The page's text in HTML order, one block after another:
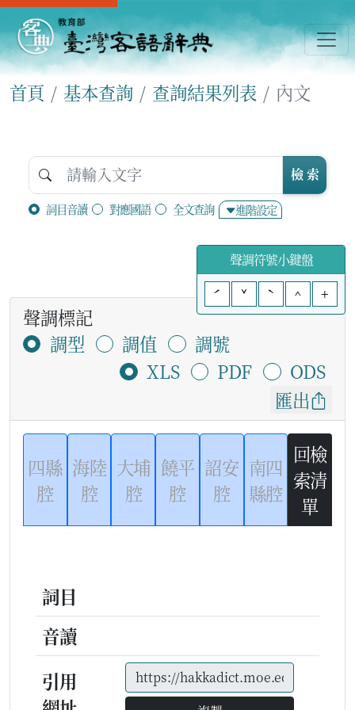
首頁 基本查詢 查詢結果列表 內文
詞目音讀 對應國語 全文查詢 進階設定
檢 索
聲調符號小鍵盤
ˊ
ˇ ˋ ^ +
聲調標記
調型
調值
調號
XLS
PDF
ODS
匯出
四縣
腔
海陸
腔
大埔
腔
饒平
腔
詔安
腔
南四
縣腔
回檢
索清
單
詞目
音讀
引用